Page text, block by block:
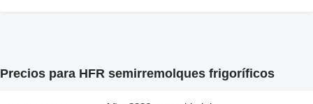
Precios para HFR semirremolques frigoríficos